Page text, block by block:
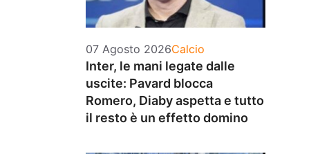
07 Agosto 2026Categorie
Calcio
Inter, le mani legate dalle
uscite: Pavard blocca
Romero, Diaby aspetta e tutto
il resto è un effetto domino